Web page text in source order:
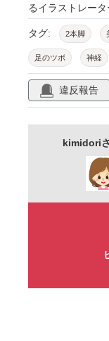
るイラストレータ
タグ: 2本脚
足のツボ 神経
リラクゼーション
脚 マッサージ
靴下
お風呂上がり
違反報告
kimidori